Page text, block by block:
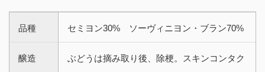
品種 セミヨン30% ソーヴィニヨン・ブラン70%
醸造
ぶどうは摘み取り後、除梗。スキンコンタク